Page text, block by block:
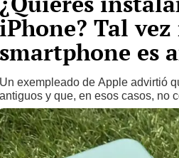
iPhone? Tal
smartphone es
Un exempleado de Apple advirtió
antiguos y que, en esos casos, no